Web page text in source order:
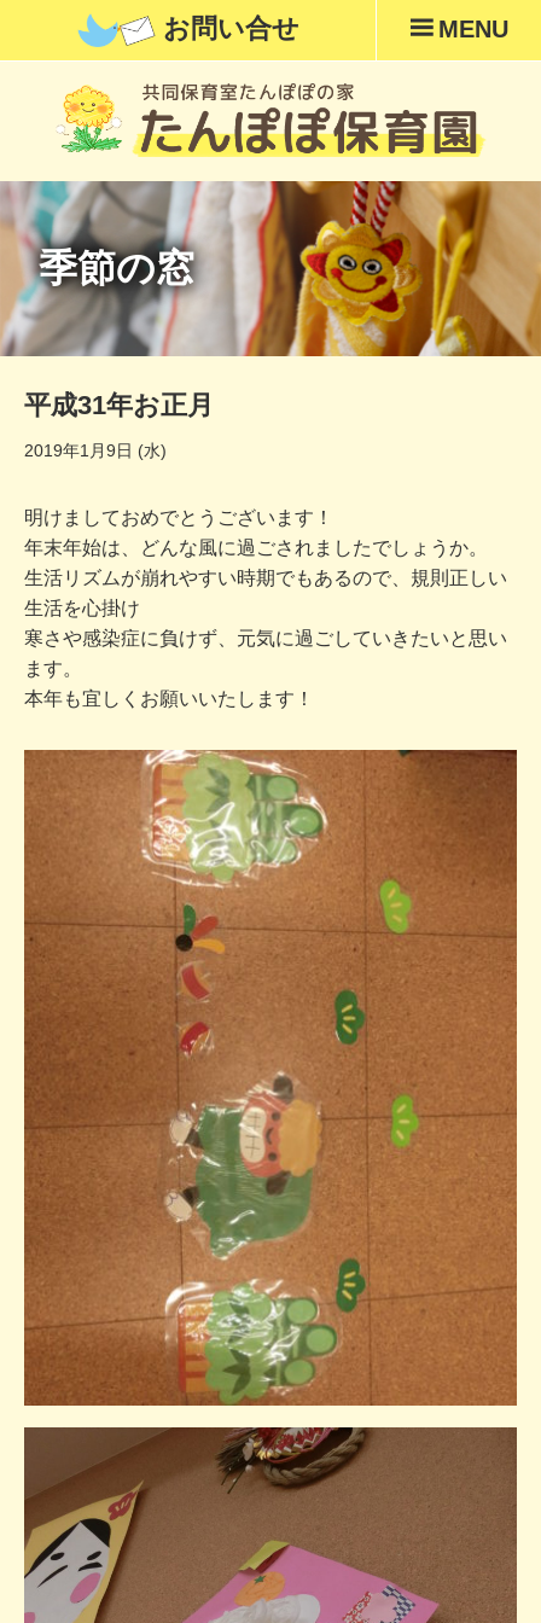
お問い合せ MENU
季節の窓
平成31年お正月
2019年1月9日 (水)
明けましておめでとうございます！
年末年始は、どんな風に過ごされましたでしょうか。
生活リズムが崩れやすい時期でもあるので、規則正しい
生活を心掛け
寒さや感染症に負けず、元気に過ごしていきたいと思い
ます。
本年も宜しくお願いいたします！